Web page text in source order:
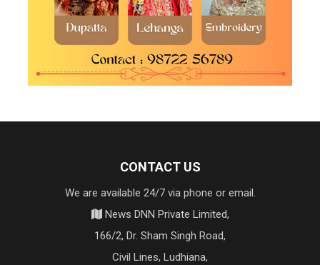
CONTACT US
We are available 24/7 via phone or email.
News DNN Private Limited,
166/2, Dr. Sham Singh Road,
Civil Lines, Ludhiana,